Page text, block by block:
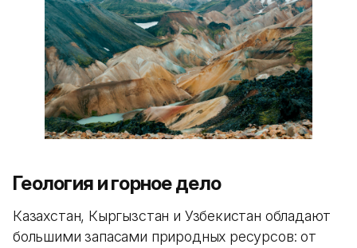
Геология и горное дело
Казахстан, Кыргызстан и Узбекистан обладают
большими запасами природных ресурсов: от